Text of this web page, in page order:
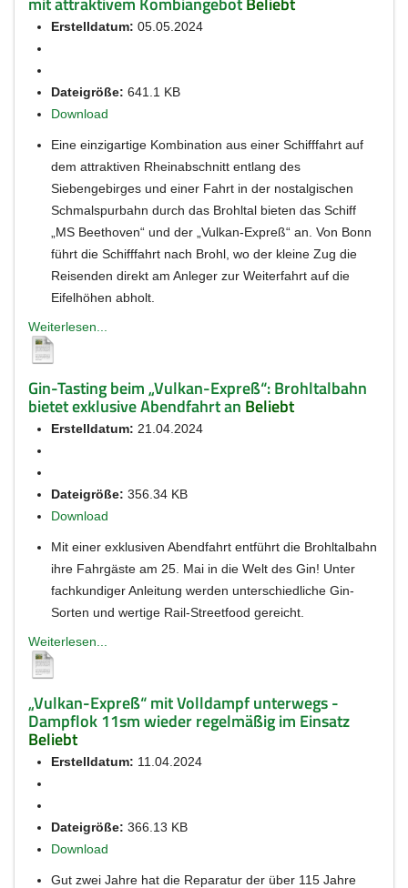
Erstelldatum: 05.05.2024
Dateigröße: 641.1 KB
Download
Eine einzigartige Kombination aus einer Schifffahrt auf
dem attraktiven Rheinabschnitt entlang des
Siebengebirges und einer Fahrt in der nostalgischen
Schmalspurbahn durch das Brohltal bieten das Schiff
„MS Beethoven“ und der „Vulkan-Expreß“ an. Von Bonn
führt die Schifffahrt nach Brohl, wo der kleine Zug die
Reisenden direkt am Anleger zur Weiterfahrt auf die
Eifelhöhen abholt.
Weiterlesen...
Gin-Tasting beim „Vulkan-Expreß“: Brohltalbahn
bietet exklusive Abendfahrt an Beliebt
Erstelldatum: 21.04.2024
Dateigröße: 356.34 KB
Download
Mit einer exklusiven Abendfahrt entführt die Brohltalbahn
ihre Fahrgäste am 25. Mai in die Welt des Gin! Unter
fachkundiger Anleitung werden unterschiedliche Gin-
Sorten und wertige Rail-Streetfood gereicht.
Weiterlesen...
„Vulkan-Expreß“ mit Volldampf unterwegs -
Dampflok 11sm wieder regelmäßig im Einsatz
Beliebt
Erstelldatum: 11.04.2024
Dateigröße: 366.13 KB
Download
Gut zwei Jahre hat die Reparatur der über 115 Jahre